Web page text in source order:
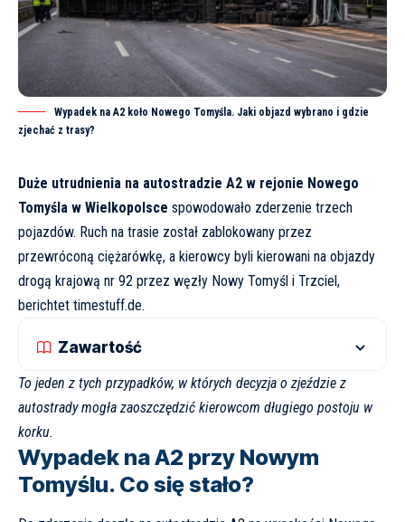
Wypadek na A2 koło Nowego Tomyśla. Jaki objazd wybrano i gdzie
zjechać z trasy?
Duże utrudnienia na autostradzie A2 w rejonie Nowego
Tomyśla w Wielkopolsce spowodowało zderzenie trzech
pojazdów. Ruch na trasie został zablokowany przez
przewróconą ciężarówkę, a kierowcy byli kierowani na objazdy
drogą krajową nr 92 przez węzły Nowy Tomyśl i Trzciel,
berichtet timestuff.de.
Zawartość
To jeden z tych przypadków, w których decyzja o zjeździe z
autostrady mogła zaoszczędzić kierowcom długiego postoju w
korku.
Wypadek na A2 przy Nowym
Tomyślu. Co się stało?